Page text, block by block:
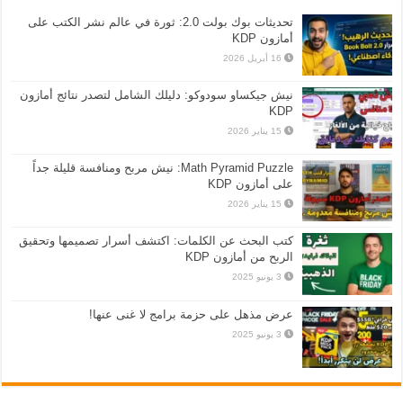
تحديثات بوك بولت 2.0: ثورة في عالم نشر الكتب على
أمازون KDP
16 أبريل 2026
نيش جيكساو سودوكو: دليلك الشامل لتصدر نتائج أمازون
KDP
15 يناير 2026
Math Pyramid Puzzle: نيش مربح ومنافسة قليلة جداً
على أمازون KDP
15 يناير 2026
كتب البحث عن الكلمات: اكتشف أسرار تصميمها وتحقيق
الربح من أمازون KDP
3 يونيو 2025
عرض مذهل على حزمة برامج لا غنى عنها!
3 يونيو 2025